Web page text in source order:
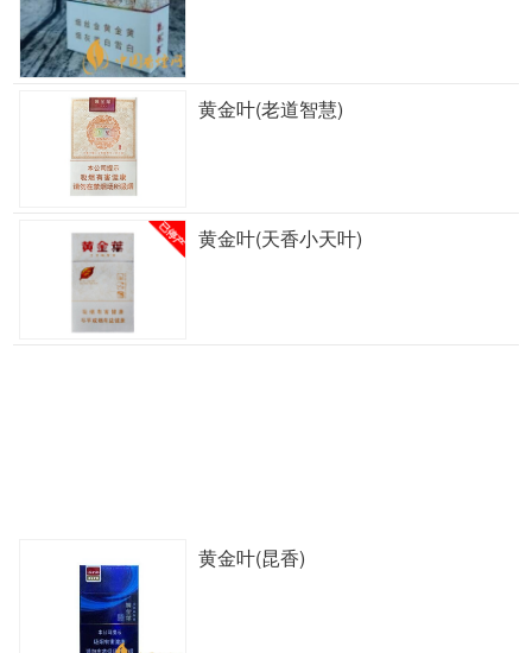
黄金叶(老道智慧)
黄金叶(天香小天叶)
黄金叶(昆香)